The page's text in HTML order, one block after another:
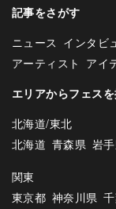
記事をさがす
ニュース インタビ
アーティスト アイ
エリアからフェス
北海道/東北
北海道 青森県 岩
関東
東京都 神奈川県